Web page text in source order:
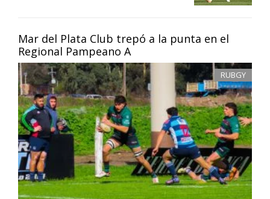
Mar del Plata Club trepó a la punta en el
Regional Pampeano A
RUBGY